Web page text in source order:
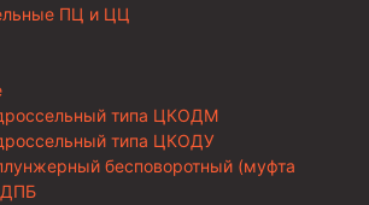
ПЦ и ЦЦ
типа ЦКОДМ
типа ЦКОДУ
бесповоротный (муфта